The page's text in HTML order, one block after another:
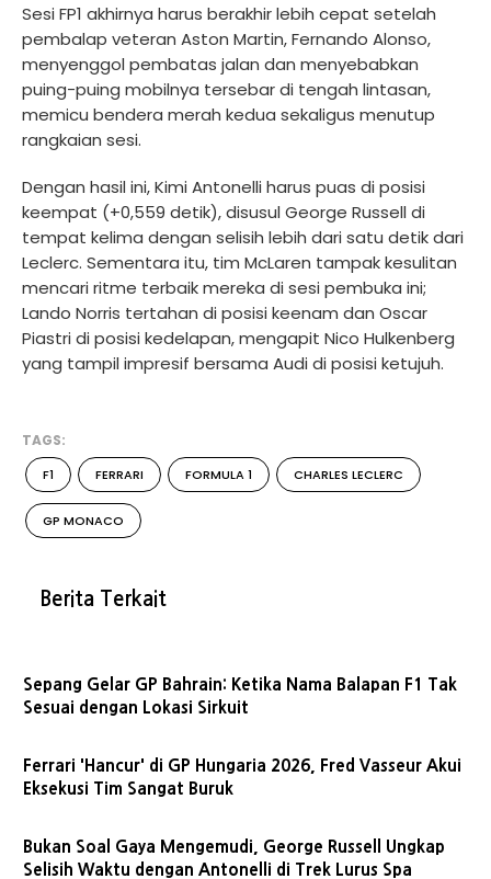
Sesi FP1 akhirnya harus berakhir lebih cepat setelah
pembalap veteran Aston Martin, Fernando Alonso,
menyenggol pembatas jalan dan menyebabkan
puing-puing mobilnya tersebar di tengah lintasan,
memicu bendera merah kedua sekaligus menutup
rangkaian sesi.
Dengan hasil ini, Kimi Antonelli harus puas di posisi
keempat (+0,559 detik), disusul George Russell di
tempat kelima dengan selisih lebih dari satu detik dari
Leclerc. Sementara itu, tim McLaren tampak kesulitan
mencari ritme terbaik mereka di sesi pembuka ini;
Lando Norris tertahan di posisi keenam dan Oscar
Piastri di posisi kedelapan, mengapit Nico Hulkenberg
yang tampil impresif bersama Audi di posisi ketujuh.
TAGS:
F1 FERRARI FORMULA 1 CHARLES LECLERC
GP MONACO
Berita Terkait
Sepang Gelar GP Bahrain: Ketika Nama Balapan F1 Tak
Sesuai dengan Lokasi Sirkuit
Ferrari 'Hancur' di GP Hungaria 2026, Fred Vasseur Akui
Eksekusi Tim Sangat Buruk
Bukan Soal Gaya Mengemudi, George Russell Ungkap
Selisih Waktu dengan Antonelli di Trek Lurus Spa